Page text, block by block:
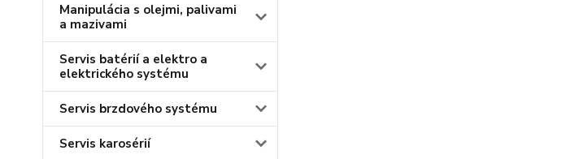
Manipulácia s olejmi, palivami
a mazivami
Servis batérií a elektro a
elektrického systému
Servis brzdového systému
Servis karosérií